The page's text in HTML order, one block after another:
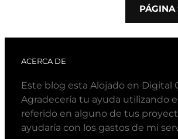
PÁGINA
ACERCA DE
Este blog esta Alojado en Digital
Agradecería tu ayuda utilizando
referido en alguno de tus
ayudaría con los gastos de mi